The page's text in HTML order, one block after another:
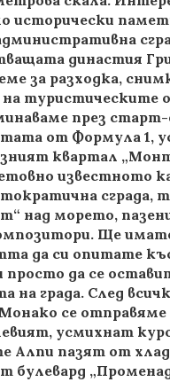
исторически
династия
за разходка,
туристическите
през
от Формула 1,
квартал
известното
сграда,
над морето,
Ще
да си опитате
просто да се
на града. След
се
усмихнат
Алпи пазят от
булевард